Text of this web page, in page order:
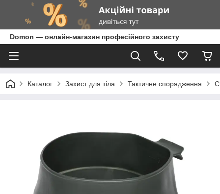
Domon — онлайн-магазин професійного захисту
Каталог Захист для тіла Тактичне спорядження